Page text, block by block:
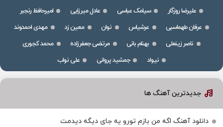
علیرضا روزگار
سیامک عباسی عادل میرزایی
امیرحافظ رنجبر
عرفان طهماسبی
عرشیاس نوان معین زد
مهدی احمدوند
ناصر زینعلی
بهنام بانی مرتضی جعفرزاده
محمد کجوری
نیواد
جمشید پروانی علی نواب
جدیدترین آهنگ ها
دانلود آهنگ اگه من بازم تورو یه جای دیگه دیدمت